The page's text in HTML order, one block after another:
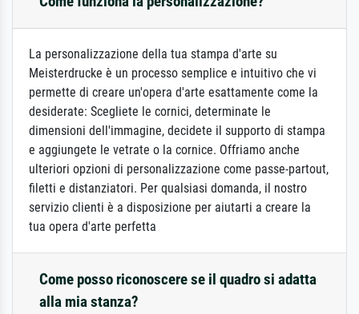
La personalizzazione della tua stampa d'arte su
Meisterdrucke è un processo semplice e intuitivo che vi
permette di creare un'opera d'arte esattamente come la
desiderate: Scegliete le cornici, determinate le
dimensioni dell'immagine, decidete il supporto di stampa
e aggiungete le vetrate o la cornice. Offriamo anche
ulteriori opzioni di personalizzazione come passe-partout,
filetti e distanziatori. Per qualsiasi domanda, il nostro
servizio clienti è a disposizione per aiutarti a creare la
tua opera d'arte perfetta
Come posso riconoscere se il quadro si adatta
alla mia stanza?